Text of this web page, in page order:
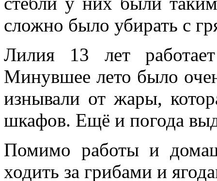
сложно было убирать с
Лилия 13 лет
Минувшее лето было
изнывали от жары,
шкафов. Ещё и погода
Помимо работы и
ходить за грибами и